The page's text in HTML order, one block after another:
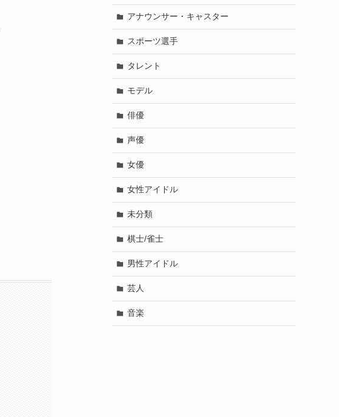
アナウンサー・キャスター
スポーツ選手
タレント
モデル
俳優
声優
女優
女性アイドル
未分類
棋士/雀士
男性アイドル
芸人
音楽